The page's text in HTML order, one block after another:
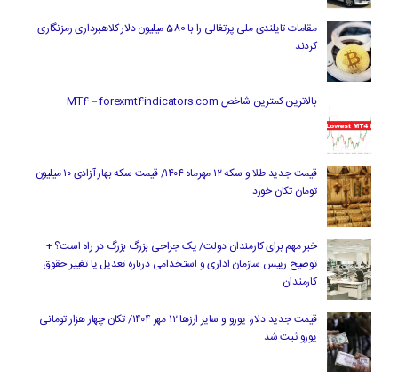
مقامات تایلندی ملی پرتغالی را با 580 میلیون دلار کلاهبرداری رمزنگاری
کردند
بالاترین کمترین شاخص MT4 – forexmt4indicators.com
قیمت جدید طلا و سکه ۱۲ مهرماه ۱۴۰۴/ قیمت سکه بهار آزادی ۱۰ میلیون
تومان تکان خورد
خبر مهم برای کارمندان دولت/ یک جراحی بزرگ بزرگ در راه است؟ +
توضیح رییس سازمان اداری و استخدامی درباره تعدیل یا تغییر حقوق
کارمندان
قیمت جدید دلار، یورو و سایر ارزها ۱۲ مهر ۱۴۰۴/ تکان چهار هزار تومانی
یورو ثبت شد